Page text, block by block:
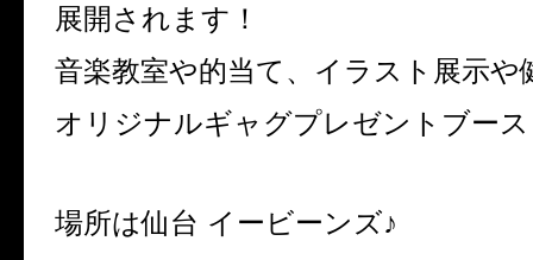
展開されます！
音楽教室や的当て、イラスト展示や
オリジナルギャグプレゼントブー
場所は仙台 イービーンズ♪